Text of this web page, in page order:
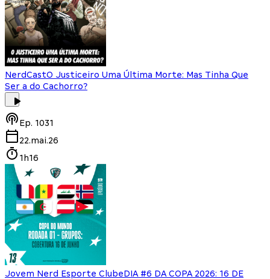
NerdCastO Justiceiro Uma Última Morte: Mas Tinha Que
Ser a do Cachorro?
Ep. 1031
22.mai.26
1h16
Jovem Nerd Esporte ClubeDIA #6 DA COPA 2026: 16 DE